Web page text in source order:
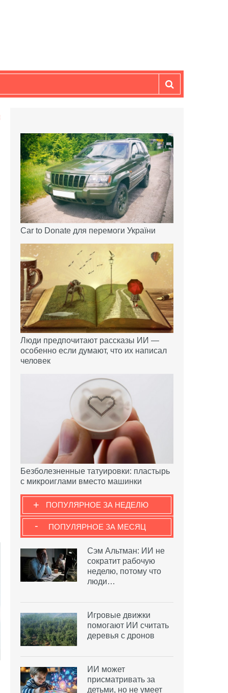
Car to Donate для перемоги України
Люди предпочитают рассказы ИИ —
особенно если думают, что их написал
человек
Безболезненные татуировки: пластырь
с микроиглами вместо машинки
ПОПУЛЯРНОЕ ЗА НЕДЕЛЮ
+
ПОПУЛЯРНОЕ ЗА МЕСЯЦ
-
Сэм Альтман: ИИ не
сократит рабочую
неделю, потому что
люди…
Игровые движки
помогают ИИ считать
деревья с дронов
ИИ может
присматривать за
детьми, но не умеет